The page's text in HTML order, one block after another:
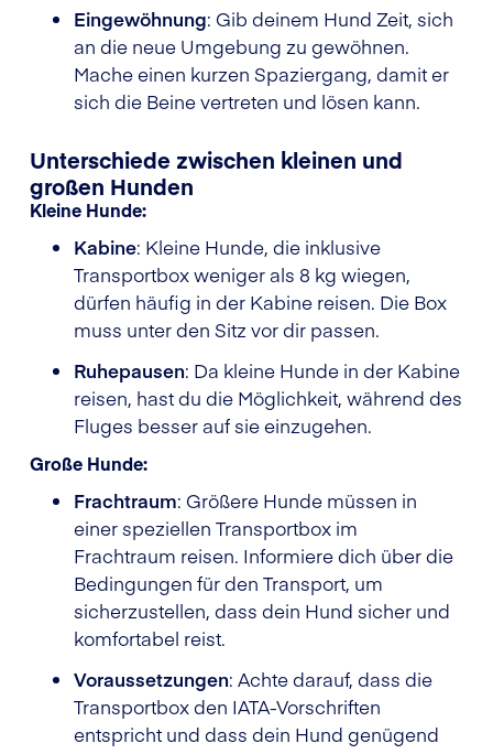
Eingewöhnung: Gib deinem Hund Zeit, sich
an die neue Umgebung zu gewöhnen.
Mache einen kurzen Spaziergang, damit er
sich die Beine vertreten und lösen kann.
Unterschiede zwischen kleinen und
großen Hunden
Kleine Hunde:
Kabine: Kleine Hunde, die inklusive
Transportbox weniger als 8 kg wiegen,
dürfen häufig in der Kabine reisen. Die Box
muss unter den Sitz vor dir passen.
Ruhepausen: Da kleine Hunde in der Kabine
reisen, hast du die Möglichkeit, während des
Fluges besser auf sie einzugehen.
Große Hunde:
Frachtraum: Größere Hunde müssen in
einer speziellen Transportbox im
Frachtraum reisen. Informiere dich über die
Bedingungen für den Transport, um
sicherzustellen, dass dein Hund sicher und
komfortabel reist.
Voraussetzungen: Achte darauf, dass die
Transportbox den IATA-Vorschriften
entspricht und dass dein Hund genügend